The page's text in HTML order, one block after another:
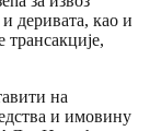
деривата, као и
трансакције,
на
и имовину